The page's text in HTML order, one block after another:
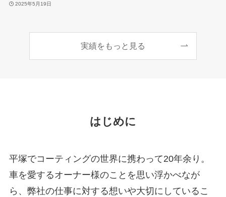
2025年5月19日
実績をもっと見る
はじめに
平塚でコーティングの世界に携わって20年余り。
車を愛するオーナー様のことを思い浮かべなが
ら、弊社の仕事に対する想いや大切にしているこ